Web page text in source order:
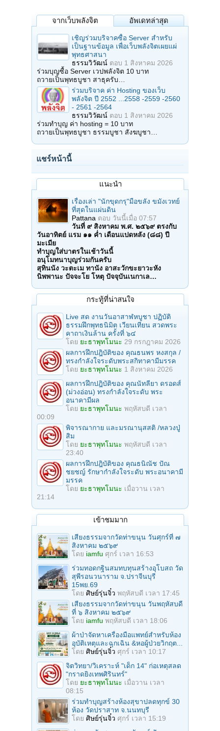
จากเว็บพลังจิต อัพเดทล่าสุด
เชิญร่วมบริจาคซื้อ Server สำหรับ
เป็นฐานข้อมูล เพื่อเว็บพลังจิตเผยแผ่
พุทธศาสนา
ธรรมวิวัฒน์ ตอบ 1 สิงหาคม 2026
ร่วมบุญซื้อ Server เวปพลังจิต 10 บาท
ถวายเป็นพุทธบูชา สาธุครับ…
ร่วมบริจาค ค่า Hosting ของเว็บ
พลังจิต ปี 2552 ...2558 -2559 -2560
- 2561 -2564
ธรรมวิวัฒน์ ตอบ 1 สิงหาคม 2026
ร่วมทำบุญ ค่า hosting = 10 บาท
ถวายเป็นพุทธบูชา ธรรมบูชา สังฆบูชา…
แชร์หน้านี้
แนะนำ
เรื่องเล่า "นักขุดกรุ"มือขลัง ขมังเวทย์
ที่สุดในแผ่นดิน
Pattana ตอบ วันนี้เมื่อ 07:57
วันที่ ๙ สิงหาคม พ.ศ. ๒๕๖๙ ตรงกับ
วันอาทิตย์ แรม ๑๑ ค่ำ เดือนแปดหลัง (๘๘) ปี
มะเมีย
ทำบุญใส่บาตรในเช้าวันนี้
อนุโมทนาบุญร่วมกันครับ
สุทินนัง วะตะเม ทานัง อาสะวักขะยาวะหัง
นิพพานะ ปัจจะโย โหตุ ปัจจุบันเนกาเล…
กระทู้ที่น่าสนใจ
Live สด งานวันอาสาฬหบูชา ปฏิบัติ
ธรรมฝึกพุทธนิมิต เวียนเทียน สวดพระ
คาถาเงินล้าน ครั้งที่ ๖๔
โดย ยะธาพุทโมนะ 29 กรกฎาคม 2026
ผลการฝึกปฎิบัติของ คุณธนพร หงสกุล /
ทรงกำลังใจระดับพระสกิทาคามีมรรค
โดย ยะธาพุทโมนะ 1 สิงหาคม 2026
ผลการฝึกปฎิบัติของ คุณนัทลียา ดรอดส์
(ม่วงอ่อน) ทรงกำลังใจระดับ พระ
อนาคามีผล
โดย ยะธาพุทโมนะ พฤหัสบดี เวลา
00:09
พิจารณากาย และมรณานุสสติ /หลวงปู่
สิม
โดย ยะธาพุทโมนะ พฤหัสบดี เวลา
23:40
ผลการฝึกปฎิบัติของ คุณธนิณัช ปัณ
ชยชญ์ รักษากำลังใจระดับ พระอนาคามี
มรรค
โดย ยะธาพุทโมนะ เมื่อวาน เวลา
21:14
เข้าชมมาก
เสียงธรรมจากวัดท่าขนุน วันศุกร์ที่ ๗
สิงหาคม ๒๕๖๙
โดย iamfu ศุกร์ เวลา 16:53
ร่วมทอดกฐินสมทบทุนสร้างอุโบสถ วัด
สุพีรอนวนาราม จ.ปราจีนบุรี
15พย.69
โดย ศิษย์รุ่นจิ๋ว พฤหัสบดี เวลา 17:45
เสียงธรรมจากวัดท่าขนุน วันพฤหัสบดี
ที่ ๖ สิงหาคม ๒๕๖๙
โดย iamfu พฤหัสบดี เวลา 18:06
ผ้าป่าจัดหาเครื่องมือแพทย์สำหรับห้อง
อุบัติเหตุและฉุกเฉิน &หอผู้ป่วยวิกฤต...
โดย ศิษย์รุ่นจิ๋ว ศุกร์ เวลา 10:17
จิตวิทยา/วิเคราะห์ "เด็ก 14" ก่อเหตุสลด
"กราดยิงเทพศิรินทร์"
โดย ยะธาพุทโมนะ เมื่อวาน เวลา
08:15
ร่วมทําบุญสร้างห้องสุขาปลดทุกข์ 30
ห้อง วัดปราสาท จ.นนทบุรี
โดย ศิษย์รุ่นจิ๋ว ศุกร์ เวลา 15:19